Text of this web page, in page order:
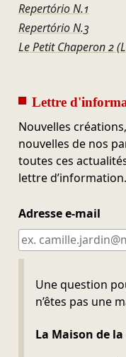
Repertório N.1
Repertório N.3
Le Petit Chaperon 2
Lettre
Nouvelles
nouvelles de nos
toutes ces
lettre
Adresse e-mail
Une question
n’êtes pas une
La Maison de
Ne pas remplir